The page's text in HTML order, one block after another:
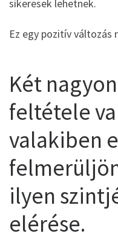
sikeresek lehetnek.
Ez egy pozitív változás
Két
feltétele
valakiben
ilyen
elérése.